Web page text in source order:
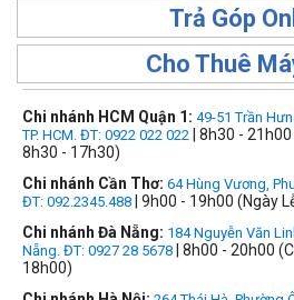
Trả Góp
Cho Thuê
Chi nhánh HCM Quận 1: 49-51 Trần
TP. HCM. ĐT: 0922 022 022 | 8h30 -
8h30 - 17h30)
Chi nhánh Cần Thơ: 64 Hùng Vương,
ĐT: 092.2345.488 | 9h00 - 19h00 (Ngày
Chi nhánh Đà Nẵng: 184 Nguyễn Văn
Nẵng. ĐT: 0927 28 5678 | 8h00 - 20h00
18h00)